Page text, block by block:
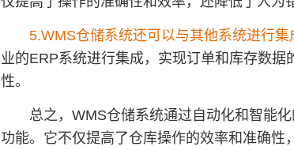
5.WMS仓储系统还可以与其他系统进行集
业的ERP系统进行集成，实现订单和库存数
性。
总之，WMS仓储系统通过自动化和智能化
功能。它不仅提高了仓库操作的效率和准确